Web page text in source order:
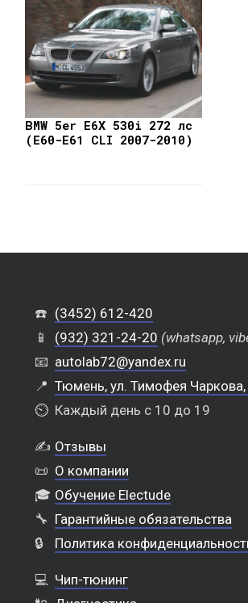
BMW 5er E6X 530i 272 лс
(E60-E61 CLI 2007-2010)
☎️ (3452) 612-420
📱
(932) 321-24-20 (whatsapp,
📧 autolab72@yandex.ru
📍 Тюмень, ул. Тимофея Чаркова,
⏲️ Каждый день с 10 до 19
✍️ Отзывы
📜 О компании
🎓 Обучение Electude
🔧 Гарантийные обязательства
🔒
Политика
💻 Чип-тюнинг